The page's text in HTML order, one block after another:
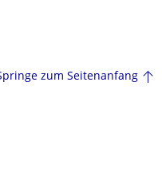
zum Seitenanfang